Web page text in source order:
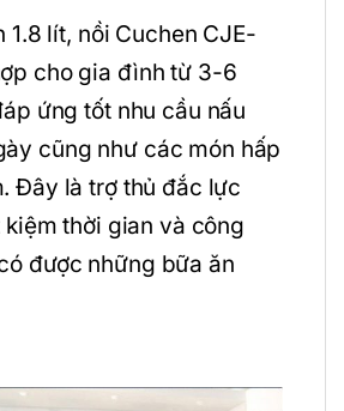
1.8 lít, nồi Cuchen CJE-
cho gia đình từ 3-6
ứng tốt nhu cầu nấu
cũng như các món hấp
Đây là trợ thủ đắc lực
thời gian và công
được những bữa ăn